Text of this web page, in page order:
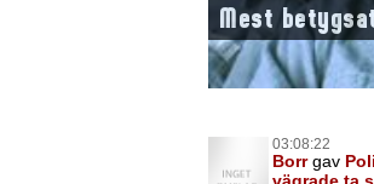
Mest
03:08:22
Borrgav
vägrade ta